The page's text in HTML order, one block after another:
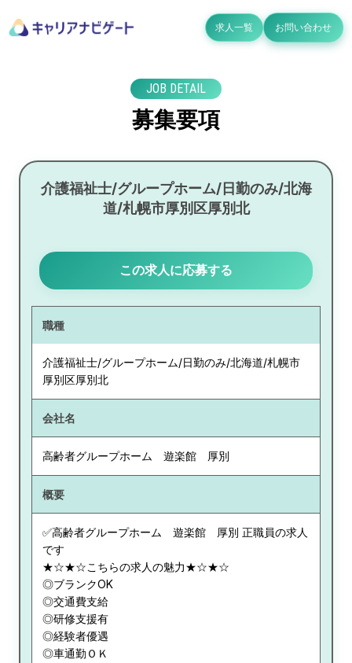
求人一覧 お問い合わせ
JOB DETAIL
募集要項
介護福祉士/グループホーム/日勤のみ/北海
道/札幌市厚別区厚別北
この求人に応募する
職種
介護福祉士/グループホーム/日勤のみ/北海道/札幌市
厚別区厚別北
会社名
高齢者グループホーム 遊楽館 厚別
概要
✅高齢者グループホーム 遊楽館 厚別 正職員の求人
です
★☆★☆こちらの求人の魅力★☆★☆
◎ブランクOK
◎交通費支給
◎研修支援有
◎経験者優遇
◎車通勤ＯＫ